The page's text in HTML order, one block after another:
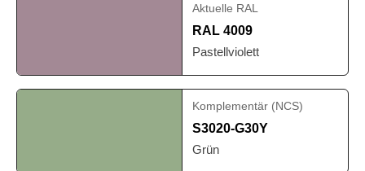
Aktuelle RAL
RAL 4009
Pastellviolett
Komplementär (NCS)
S3020-G30Y
Grün